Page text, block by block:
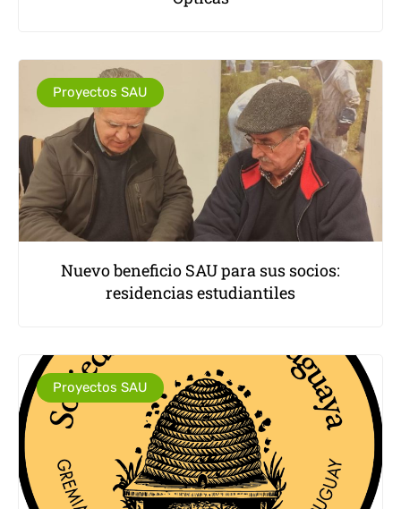
Proyectos SAU
Nuevo beneficio SAU para sus socios:
residencias estudiantiles
Proyectos SAU